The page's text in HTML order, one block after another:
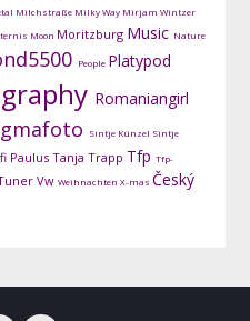
Milchstraße Milky Way Mirjam Wintzer
Moon Moritzburg Music Nature
People Platypod
Romaniangirl
Sintje Künzel Sintje
Paulus Tanja Trapp Tfp Tfp-
Vw Weihnachten X-mas Český